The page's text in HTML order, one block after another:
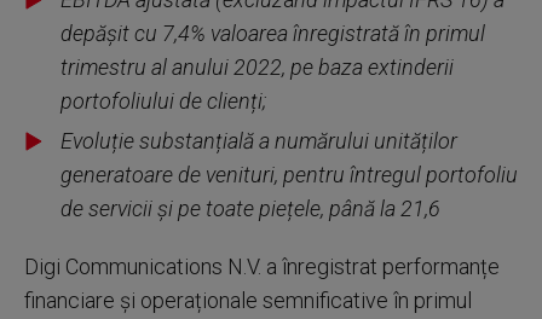
depășit cu 7,4% valoarea înregistrată în primul
trimestru al anului 2022, pe baza extinderii
portofoliului de clienți;
Evoluție substanțială a numărului unităților
generatoare de venituri, pentru întregul portofoliu
de servicii și pe toate piețele, până la 21,6
Digi Communications N.V. a înregistrat performanțe
financiare și operaționale semnificative în primul